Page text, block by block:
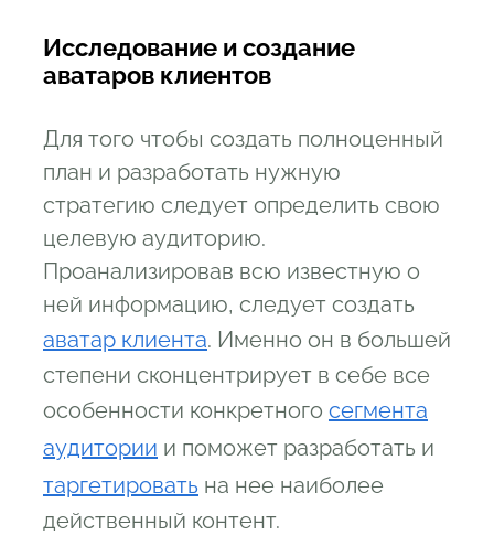
Исследование и создание
аватаров клиентов
Для того чтобы создать полноценный
план и разработать нужную
стратегию следует определить свою
целевую аудиторию.
Проанализировав всю известную о
ней информацию, следует создать
аватар клиента. Именно он в большей
степени сконцентрирует в себе все
особенности конкретного сегмента
аудитории и поможет разработать и
таргетировать на нее наиболее
действенный контент.